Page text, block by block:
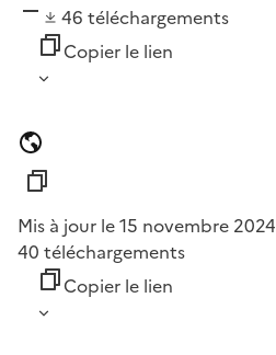
46 téléchargements
Copier le lien
Mis à jour le 15 novembre 2024
40 téléchargements
Copier le lien